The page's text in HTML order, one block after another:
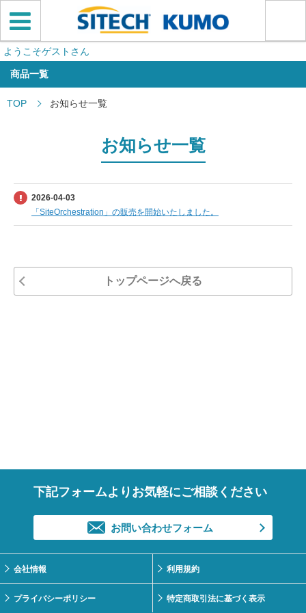
ようこそゲストさん
商品一覧
TOP お知らせ一覧
お知らせ一覧
2026-04-03
「SiteOrchestration」の販売を開始いたしました。
トップページへ戻る
下記フォームよりお気軽にご相談ください
お問い合わせフォーム
会社情報 利用規約
プライバシーポリシー 特定商取引法に基づく表示